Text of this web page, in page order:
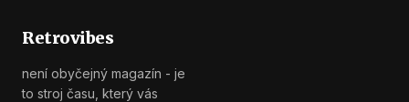
Retrovibes
není obyčejný magazín - je
to stroj času, který vás